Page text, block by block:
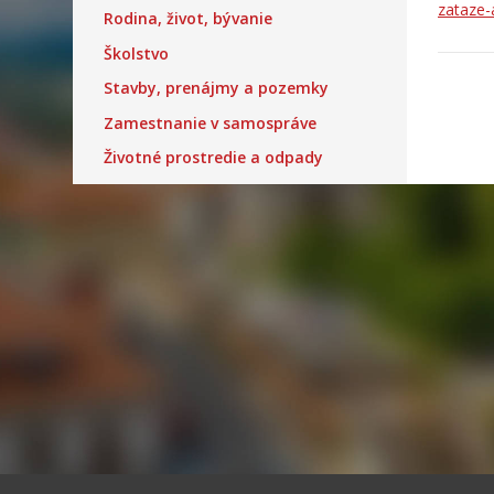
Rodina, život, bývanie
Školstvo
Stavby, prenájmy a pozemky
Zamestnanie v samospráve
Životné prostredie a odpady